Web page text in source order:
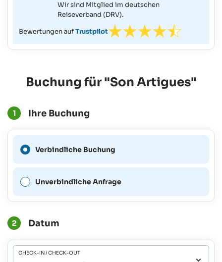
Wir sind Mitglied im deutschen
Reiseverband (DRV).
Bewertungen aufTrustpilot
Buchung für "Son Artigues"
1 Ihre Buchung
Verbindliche Buchungist für diesen Zeitraum nicht
Unverbindliche Anfrage
2 Datum
CHECK-IN / CHECK-OUT